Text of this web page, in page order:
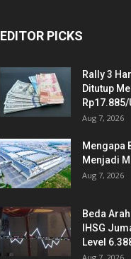
EDITOR PICKS
Rally 3
Ditutup
Rp17.885/
Aug 7, 2026
Mengapa
Menjadi
Aug 7, 2026
Beda
IHSG
Level